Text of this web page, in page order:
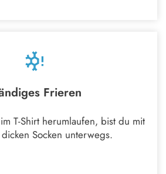
Frieren
T-Shirt herumlaufen, bist du mit
Socken unterwegs.